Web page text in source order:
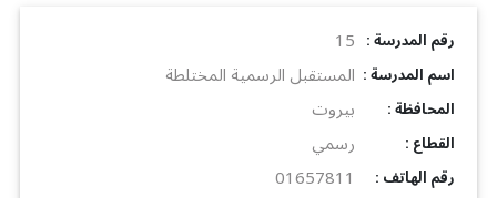
: رقم المدرسة 15
: اسم المدرسة المستقبل الرسمية المختلطة
: المحافظة بيروت
: القطاع رسمي
: رقم الهاتف
01657811